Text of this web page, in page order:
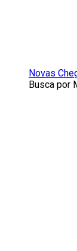
Novas
Busca por